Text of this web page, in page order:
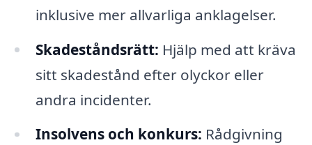
inklusive mer allvarliga anklagelser.
Skadeståndsrätt: Hjälp med att kräva
sitt skadestånd efter olyckor eller
andra incidenter.
Insolvens och konkurs: Rådgivning